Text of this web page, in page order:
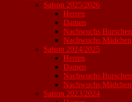
Saison 2025/2026
Herren
Damen
Nachwuchs Burschen
Nachwuchs Mädchen
Saison 2024/2025
Herren
Damen
Nachwuchs Burschen
Nachwuchs Mädchen
Saison 2023/2024